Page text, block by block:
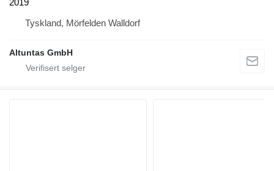
2019
Tyskland, Mörfelden Walldorf
Altuntas GmbH